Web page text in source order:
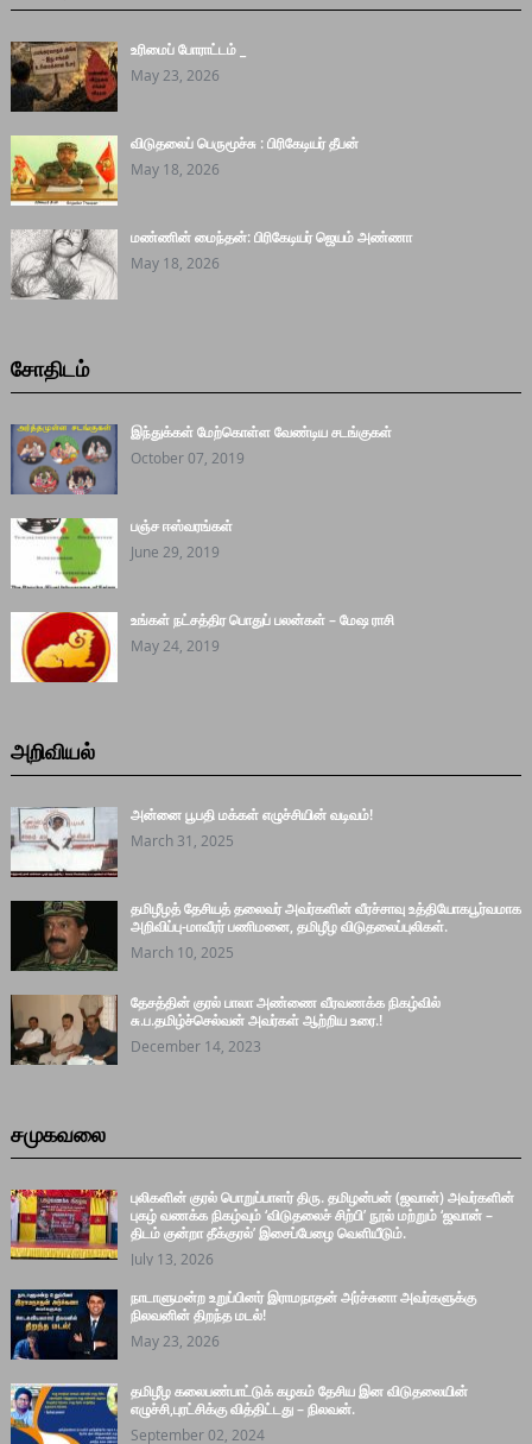
உரிமைப் போராட்டம் _
May 23, 2026
விடுதலைப் பெருமூச்சு : பிரிகேடியர் தீபன்
May 18, 2026
மண்ணின் மைந்தன்: பிரிகேடியர் ஜெயம் அண்ணா
May 18, 2026
சோதிடம்
இந்துக்கள் மேற்கொள்ள வேண்டிய சடங்குகள்
October 07, 2019
பஞ்ச ஈஸ்வரங்கள்
June 29, 2019
உங்கள் நட்சத்திர பொதுப் பலன்கள் – மேஷ ராசி
May 24, 2019
அறிவியல்
அன்னை பூபதி மக்கள் எழுச்சியின் வடிவம்!
March 31, 2025
தமிழீழத் தேசியத் தலைவர் அவர்களின் வீரச்சாவு உத்தியோகபூர்வமாக
அறிவிப்பு-மாவீரர் பணிமனை, தமிழீழ விடுதலைப்புலிகள்.
March 10, 2025
தேசத்தின் குரல் பாலா அண்ணை வீரவணக்க நிகழ்வில்
சு.ப.தமிழ்ச்செல்வன் அவர்கள் ஆற்றிய உரை.!
December 14, 2023
சமுகவலை
புலிகளின் குரல் பொறுப்பாளர் திரு. தமிழன்பன் (ஜவான்) அவர்களின்
புகழ் வணக்க நிகழ்வும் ‘விடுதலைச் சிற்பி’ நூல் மற்றும் ‘ஜவான் –
திடம் குன்றா தீக்குரல்’ இசைப்பேழை வெளியீடும்.
July 13, 2026
நாடாளுமன்ற உறுப்பினர் இராமநாதன் அர்ச்சுனா அவர்களுக்கு
நிலவனின் திறந்த மடல்!
May 23, 2026
தமிழீழ கலைபண்பாட்டுக் கழகம் தேசிய இன விடுதலையின்
எழுச்சி,புரட்சிக்கு வித்திட்டது – நிலவன்.
September 02, 2024